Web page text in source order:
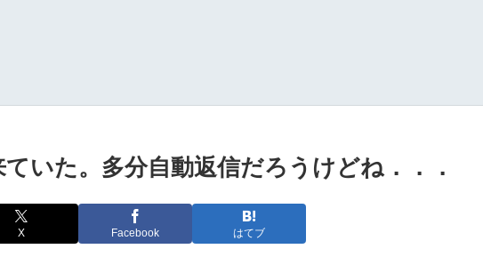
いた。多分自動返信だろうけどね．．．
X Facebook はてブ